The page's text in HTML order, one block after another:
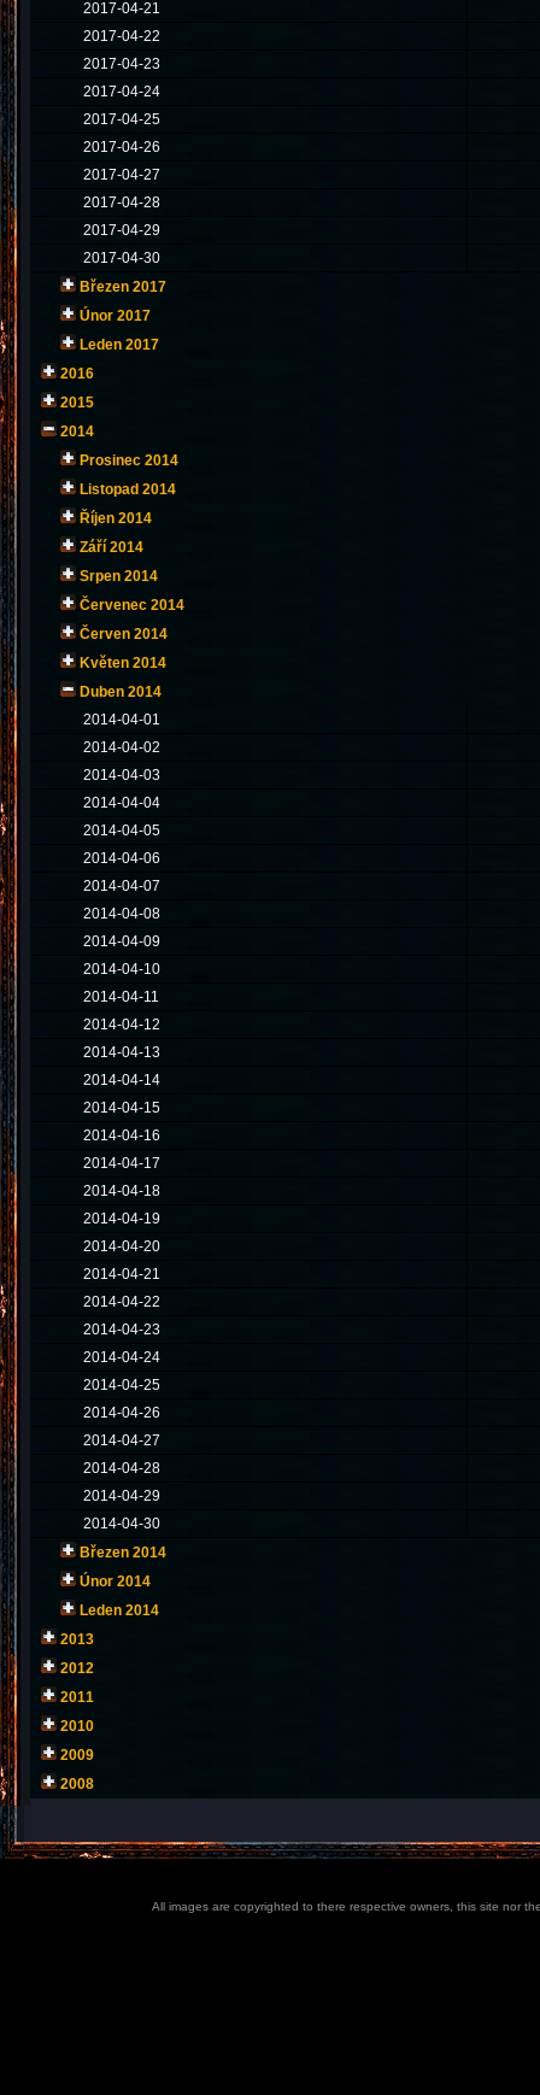
2017-04-21
2017-04-22
2017-04-23
2017-04-24
2017-04-25
2017-04-26
2017-04-27
2017-04-28
2017-04-29
2017-04-30
Březen 2017
Únor 2017
Leden 2017
2016
2015
2014
Prosinec 2014
Listopad 2014
Říjen 2014
Září 2014
Srpen 2014
Červenec 2014
Červen 2014
Květen 2014
Duben 2014
2014-04-01
2014-04-02
2014-04-03
2014-04-04
2014-04-05
2014-04-06
2014-04-07
2014-04-08
2014-04-09
2014-04-10
2014-04-11
2014-04-12
2014-04-13
2014-04-14
2014-04-15
2014-04-16
2014-04-17
2014-04-18
2014-04-19
2014-04-20
2014-04-21
2014-04-22
2014-04-23
2014-04-24
2014-04-25
2014-04-26
2014-04-27
2014-04-28
2014-04-29
2014-04-30
Březen 2014
Únor 2014
Leden 2014
2013
2012
2011
2010
2009
2008
All images are copyrighted to there respective owners, this site nor